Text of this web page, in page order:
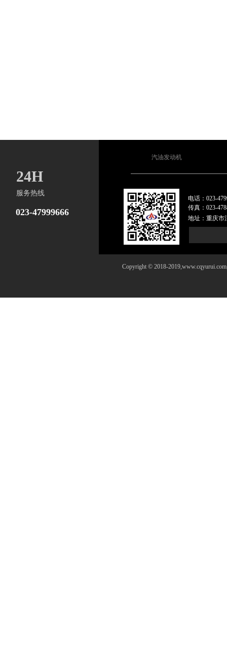
24H
023-47999666
电话：023-
传真：023-
地址：重庆市
服务热线
汽油发动机
Copyright © 2018-